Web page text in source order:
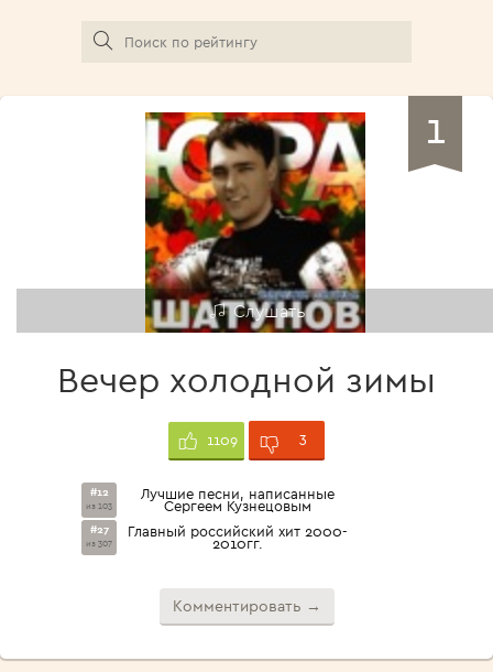
1
Слушать
Вечер холодной зимы
1109 3
#12
из 103
Лучшие песни, написанные
Сергеем Кузнецовым
#27
из 307
Главный российский хит 2000-
2010гг.
Комментировать →